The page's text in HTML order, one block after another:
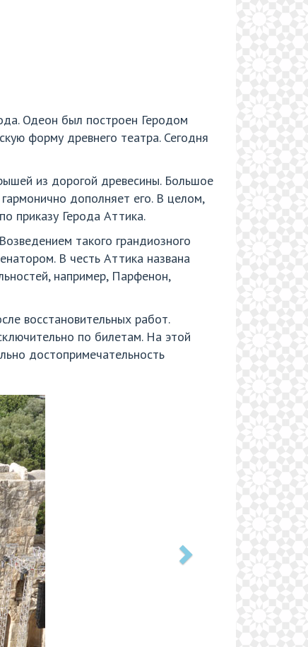
Одеон был построен Геродом
форму древнего театра. Сегодня
из дорогой древесины. Большое
дополняет его. В целом,
приказу Герода Аттика.
такого грандиозного
В честь Аттика названа
например, Парфенон,
восстановительных работ.
по билетам. На этой
достопримечательность